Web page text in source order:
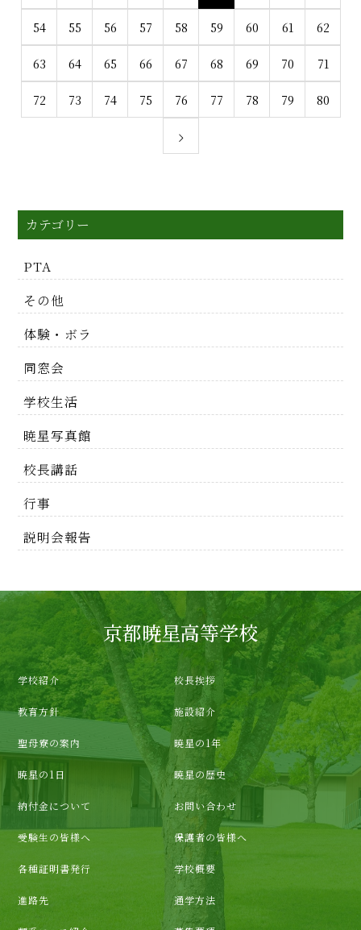
54 55 56 57 58 59 60 61 62
63 64 65 66 67 68 69 70 71
72 73 74 75 76 77 78 79 80
カテゴリー
PTA
その他
体験・ボラ
同窓会
学校生活
暁星写真館
校長講話
行事
説明会報告
京都暁星高等学校
学校紹介 校長挨拶
教育方針 施設紹介
聖母寮の案内 暁星の1年
暁星の1日 暁星の歴史
納付金について お問い合わせ
受験生の皆様へ 保護者の皆様へ
各種証明書発行 学校概要
進路先 通学方法